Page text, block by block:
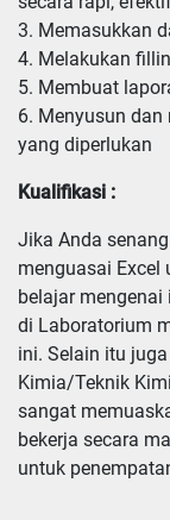
3. Memasukkan
4. Melakukan
5. Membuat
6. Menyusun
yang diperlukan
Kualifikasi :
Jika Anda
menguasai Excel
belajar
di Laboratorium
ini. Selain itu
Kimia/Teknik
sangat
bekerja secara
untuk